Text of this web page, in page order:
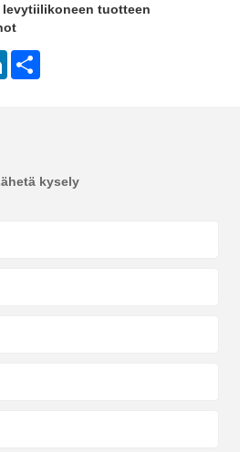
tuotteen
LinkedIn
kysely